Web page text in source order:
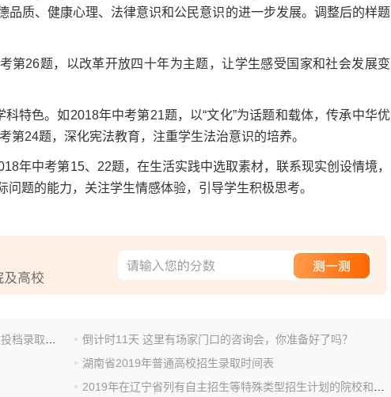
品质、健康心理、法律意识和公民意识的进一步发展。调整后的样题
26题，以改革开放四十年为主题，让学生感受国家和社会发展变
色。如2018年中考第21题，以“文化”为话题和载体，传承中华优
第24题，深化宪法教育，注重学生法治意识的培养。
中考第15、22题，在生活实践中选取素材，联系现实创设情境，
题的能力，关注学生情感体验，引导学生积极思考。
新疆：2019年普通高校招生高职（专科）提前批次投档录取工作正式开始
倒计时11天 这里有场家门口的咨询会，你准备好了吗？
湖南省2019年普通高校招生录取时间表
2019年在辽宁省列有自主招生等特殊类型招生计划的院校和专业